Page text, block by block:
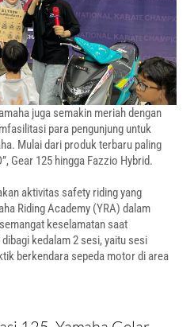
juga semakin meriah dengan
para pengunjung untuk
Mulai dari produk terbaru paling
Gear 125 hingga Fazzio Hybrid.
aktivitas safety riding yang
Riding Academy (YRA) dalam
keselamatan saat
kedalam 2 sesi, yaitu sesi
berkendara sepeda motor di area